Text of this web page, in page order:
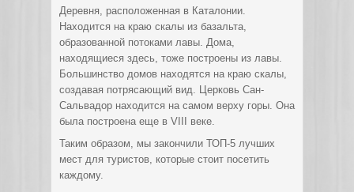
Деревня, расположенная в Каталонии.
Находится на краю скалы из базальта,
образованной потоками лавы. Дома,
находящиеся здесь, тоже построены из лавы.
Большинство домов находятся на краю скалы,
создавая потрясающий вид. Церковь Сан-
Сальвадор находится на самом верху горы. Она
была построена еще в VIII веке.
Таким образом, мы закончили ТОП-5 лучших
мест для туристов, которые стоит посетить
каждому.